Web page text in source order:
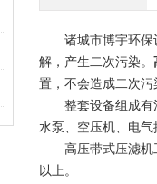
诸城市博宇环保设
解，产生二次污染。
置，不会造成二次污
整套设备组成有
水泵、空压机、电
高压带式压滤机工
以上。